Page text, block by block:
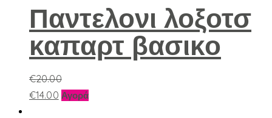
Παντελονι λοξοτσ
καπαρτ βασικο
€20.00
€14.00 ΑγοράΑυτό